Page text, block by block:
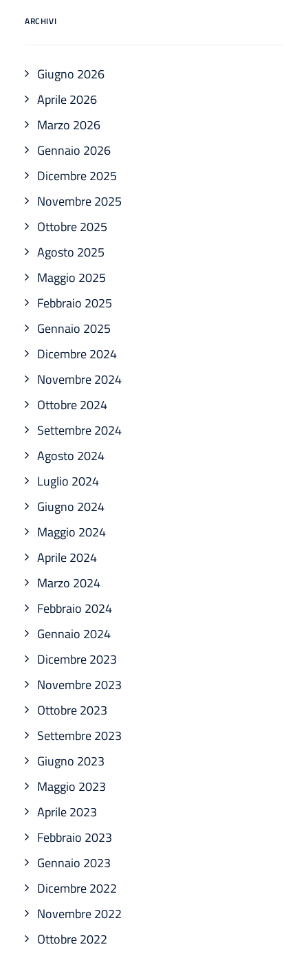
ARCHIVI
Giugno 2026
Aprile 2026
Marzo 2026
Gennaio 2026
Dicembre 2025
Novembre 2025
Ottobre 2025
Agosto 2025
Maggio 2025
Febbraio 2025
Gennaio 2025
Dicembre 2024
Novembre 2024
Ottobre 2024
Settembre 2024
Agosto 2024
Luglio 2024
Giugno 2024
Maggio 2024
Aprile 2024
Marzo 2024
Febbraio 2024
Gennaio 2024
Dicembre 2023
Novembre 2023
Ottobre 2023
Settembre 2023
Giugno 2023
Maggio 2023
Aprile 2023
Febbraio 2023
Gennaio 2023
Dicembre 2022
Novembre 2022
Ottobre 2022